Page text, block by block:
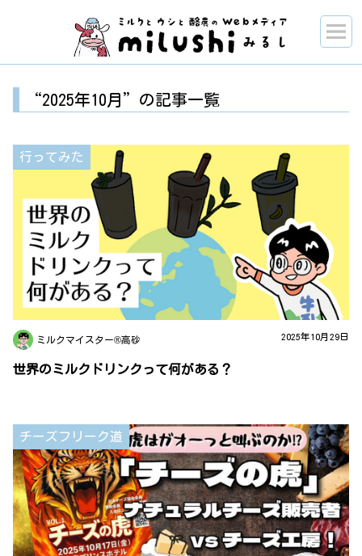
“2025年10月”の記事一覧
行ってみた
ミルクマイスター®高砂 2025年10月29日
世界のミルクドリンクって何がある？
チーズフリーク道